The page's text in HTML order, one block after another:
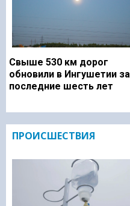
Свыше 530 км дорог
обновили в Ингушетии за
последние шесть лет
ПРОИСШЕСТВИЯ